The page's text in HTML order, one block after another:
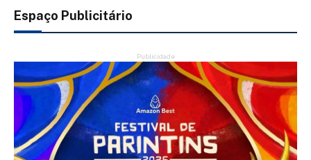
Espaço Publicitário
Publicidade